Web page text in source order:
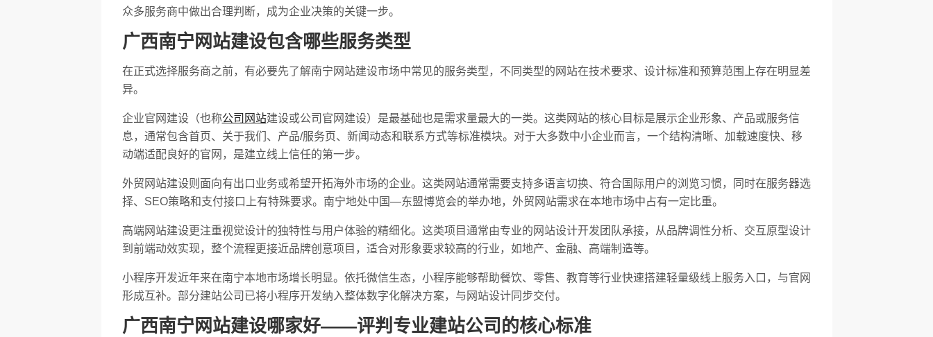
众多服务商中做出合理判断，成为企业决策的关键一步。
广西南宁网站建设包含哪些服务类型
在正式选择服务商之前，有必要先了解南宁网站建设市场中常见的服务类型，不同类型的网站在技术要求、设计标准和预算范围上存在明显差
异。
企业官网建设（也称公司网站建设或公司官网建设）是最基础也是需求量最大的一类。这类网站的核心目标是展示企业形象、产品或服务信
息，通常包含首页、关于我们、产品/服务页、新闻动态和联系方式等标准模块。对于大多数中小企业而言，一个结构清晰、加载速度快、移
动端适配良好的官网，是建立线上信任的第一步。
外贸网站建设则面向有出口业务或希望开拓海外市场的企业。这类网站通常需要支持多语言切换、符合国际用户的浏览习惯，同时在服务器选
择、SEO策略和支付接口上有特殊要求。南宁地处中国—东盟博览会的举办地，外贸网站需求在本地市场中占有一定比重。
高端网站建设更注重视觉设计的独特性与用户体验的精细化。这类项目通常由专业的网站设计开发团队承接，从品牌调性分析、交互原型设计
到前端动效实现，整个流程更接近品牌创意项目，适合对形象要求较高的行业，如地产、金融、高端制造等。
小程序开发近年来在南宁本地市场增长明显。依托微信生态，小程序能够帮助餐饮、零售、教育等行业快速搭建轻量级线上服务入口，与官网
形成互补。部分建站公司已将小程序开发纳入整体数字化解决方案，与网站设计同步交付。
广西南宁网站建设哪家好——评判专业建站公司的核心标准